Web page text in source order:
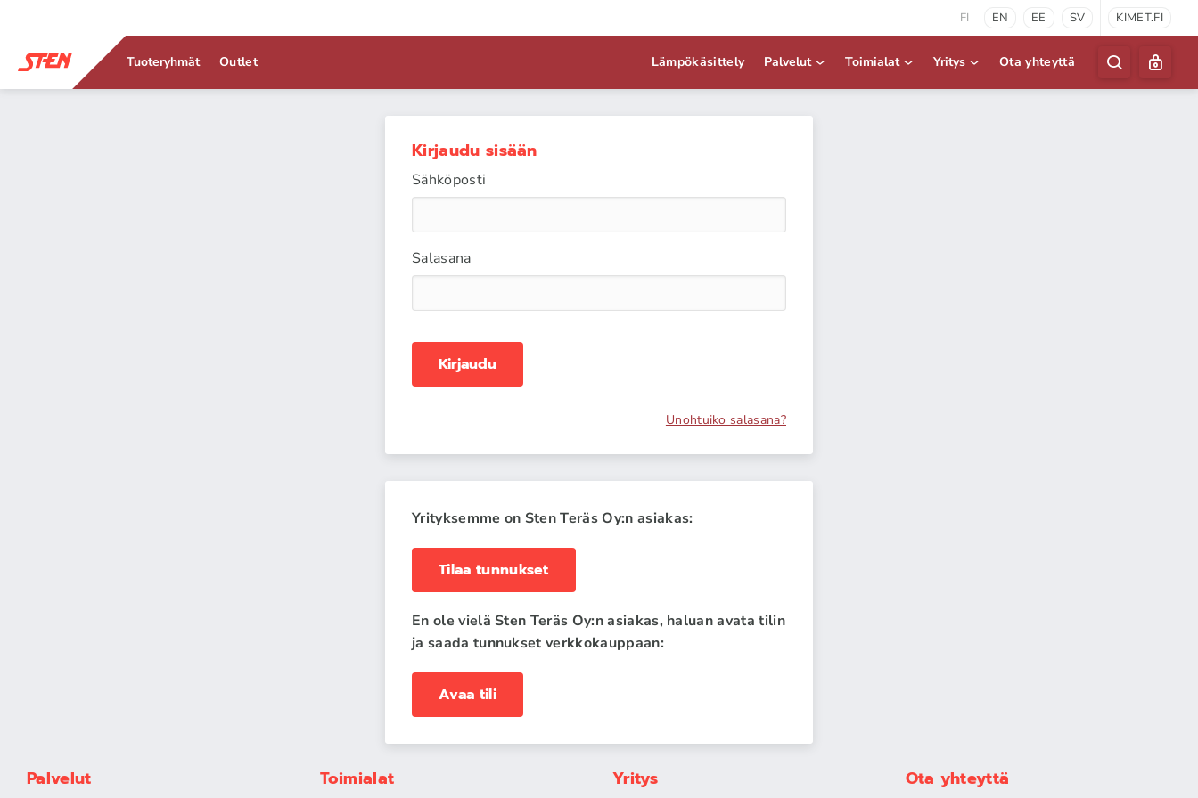
FI EN EE SV KIMET.FI
Tuoteryhmät Outlet Lämpökäsittely Palvelut Toimialat Yritys Ota yhteyttä
Kirjaudu sisään
Sähköposti
Salasana
Kirjaudu
Unohtuiko salasana?
Yrityksemme on Sten Teräs Oy:n asiakas:
Tilaa tunnukset
En ole vielä Sten Teräs Oy:n asiakas, haluan avata tilin
ja saada tunnukset verkkokauppaan:
Avaa tili
Palvelut Toimialat Yritys Ota yhteyttä